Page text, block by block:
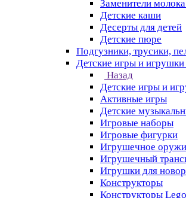
Заменители
Детские каши
Десерты для детей
Детские пюре
Подгузники, трусики,
Детские игры и игрушки
Назад
Детские игры и
Активные игры
Детские
Игровые наборы
Игровые фигурки
Игрушечное
Игрушечный
Игрушки для
Конструкторы
Конструкторы Lego